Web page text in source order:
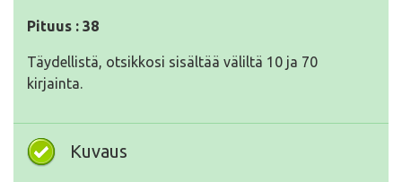
Pituus : 38
Täydellistä, otsikkosi sisältää väliltä 10 ja 70
kirjainta.
Kuvaus